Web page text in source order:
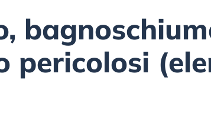
pericolosi